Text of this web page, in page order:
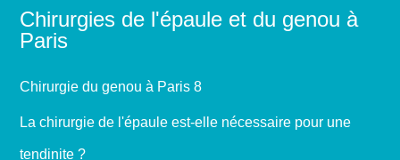
Chirurgies de l'épaule et du genou à
Paris
Chirurgie du genou à Paris 8
La chirurgie de l'épaule est-elle nécessaire pour une
tendinite ?